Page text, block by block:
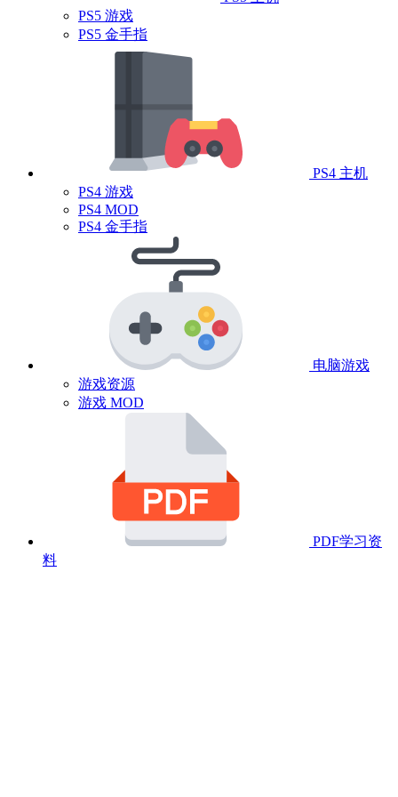
PS5 游戏
PS5 金手指
PS4 主机
PS4 游戏
PS4 MOD
PS4 金手指
电脑游戏
游戏资源
游戏 MOD
PDF学习资
料